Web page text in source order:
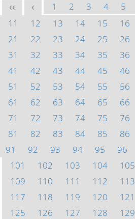
<< < 1 2 3 4 5
11
12 13 14 15 16
21
22 23 24 25 26
31
32 33 34 35 36
41
42 43 44 45 46
51
52 53 54 55 56
61
62 63 64 65 66
71
72 73 74 75 76
81
82 83 84 85 86
91
92 93 94 95 96
101
102 103 104 105
109
110 111 112 113
117
118 119 120 121
125
126 127 128 129